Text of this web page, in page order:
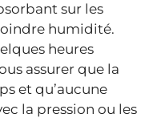
sur les
humidité.
heures
assurer que la
et qu’aucune
la pression ou les